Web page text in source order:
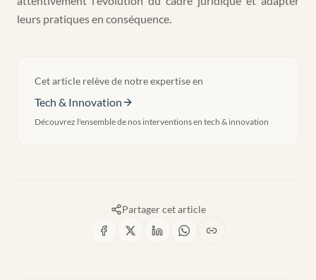
leurs pratiques en conséquence.
Cet article relève de notre expertise en
Tech & Innovation
Découvrez l'ensemble de nos interventions en tech & innovation
Partager cet article